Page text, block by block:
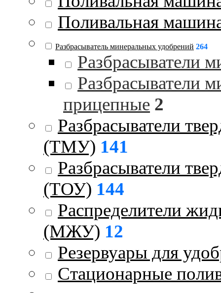
Поливальная
Разбрасыватель минеральных удобрений 264
Разбрасыватели
Разбрасыватели
прицепные 2
Разбрасыватели
(ТМУ) 141
Разбрасыватели
(ТОУ) 144
Распределители
(МЖУ) 12
Резервуары для
Стационарные